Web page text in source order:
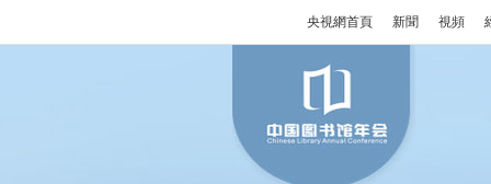
央視網首頁 新聞 視頻